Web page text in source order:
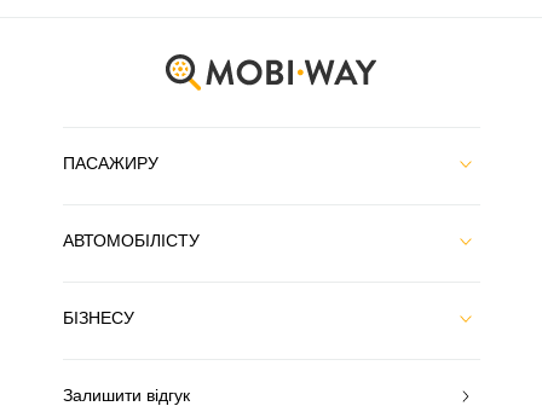
ПАСАЖИРУ
АВТОМОБІЛІСТУ
БІЗНЕСУ
Залишити відгук